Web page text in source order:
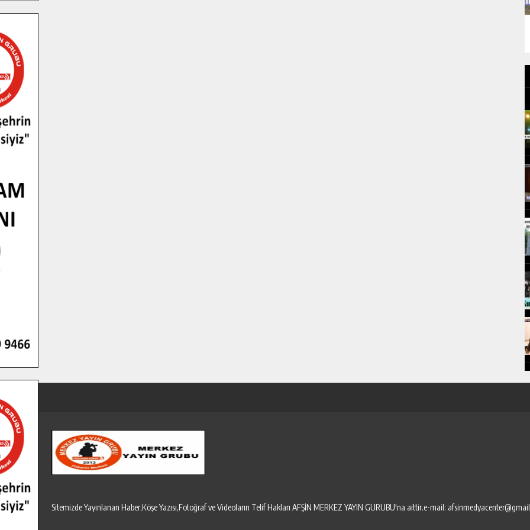
Sitemizde Yayınlanan Haber,Köşe Yazısı,Fotoğraf ve Videoların Telif Hakları AFŞİN MERKEZ YAYIN GURUBU'na aittir.e-mail: